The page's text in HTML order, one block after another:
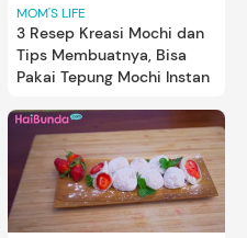
MOM'S LIFE
3 Resep Kreasi Mochi dan
Tips Membuatnya, Bisa
Pakai Tepung Mochi Instan